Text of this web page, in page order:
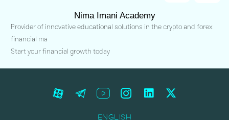
Nima Imani Academy
Provider of innovative educational solutions in the crypto and forex
financial ma
Start your financial growth today
ENGLISH